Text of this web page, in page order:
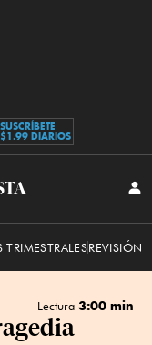
SUSCRÍBETE
$1.99 DIARIOS
TRIMESTRALESREVISIÓN
Lectura 3:00 min